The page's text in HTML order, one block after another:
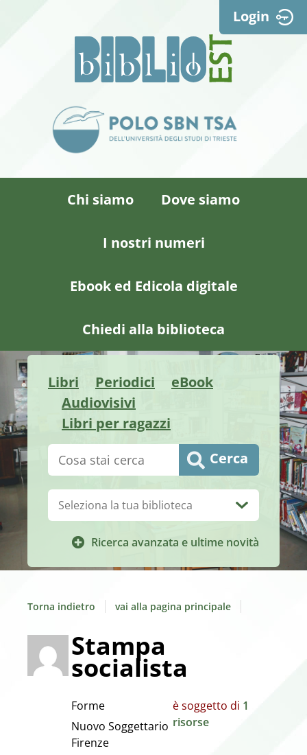
Login
Chi siamo Dove siamo
I nostri numeri
Ebook ed Edicola digitale
Chiedi alla biblioteca
Libri Periodici
eBook
Audiovisivi
Libri per ragazzi
Cerca su "Catalogo" Cerca
Ricerca avanzata e ultime novità
Biblioteca:
Torna indietro vai alla pagina principale
Stampa
socialista
Forme
Nuovo Soggettario
Firenze
è soggetto di 1
risorse